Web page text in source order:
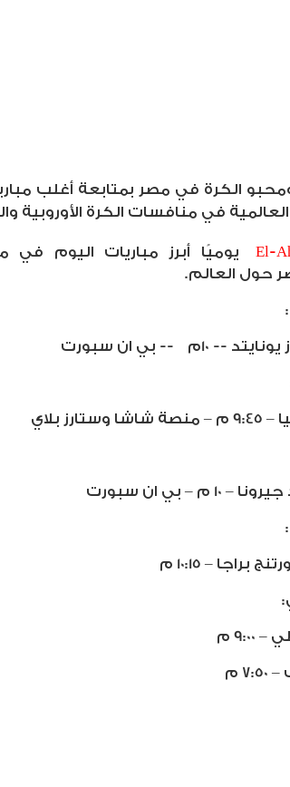
الكرة في مصر بمتابعة أغلب
في منافسات الكرة الأوروبية
El-
يوميًا أبرز مباريات اليوم
حول العالم.
-- 10م -- بي ان سبورت
بلاي
م – بي ان سبورت
براجا – 10:15 م
م
م